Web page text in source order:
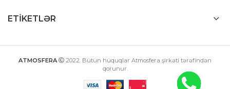
ETIKETLƏR
ATMOSFERA 2022 . Bütün hüquqlar Atmosfera şirkəti tərəfindən
qorunur.